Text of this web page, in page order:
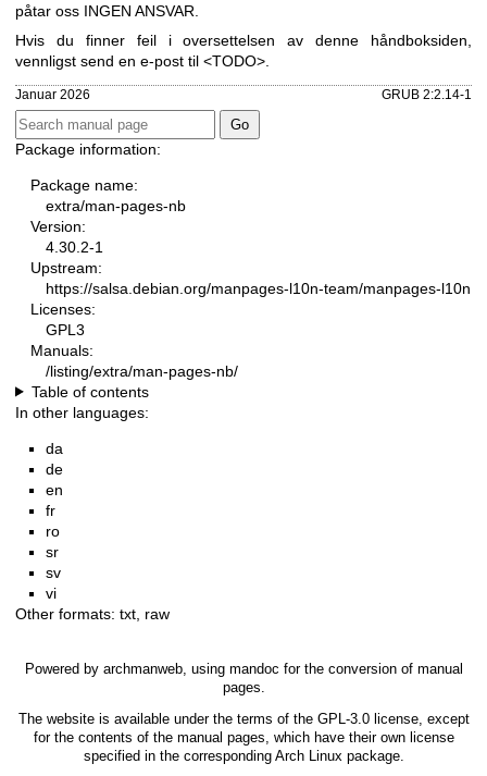
påtar oss INGEN ANSVAR.
Hvis du finner feil i oversettelsen av denne håndboksiden,
vennligst send en e-post til <TODO>.
Januar 2026 GRUB 2:2.14-1
Package information:
Package name:
extra/man-pages-nb
Version:
4.30.2-1
Upstream:
https://salsa.debian.org/manpages-l10n-team/manpages-l10n
Licenses:
GPL3
Manuals:
/listing/extra/man-pages-nb/
Table of contents
In other languages:
da
de
en
fr
ro
sr
sv
vi
Other formats: txt raw
Powered by archmanweb, using mandoc for the conversion of manual
pages.
The website is available under the terms of the GPL-3.0license, except
for the contents of the manual pages, which have their own license
specified in the corresponding Arch Linux package.